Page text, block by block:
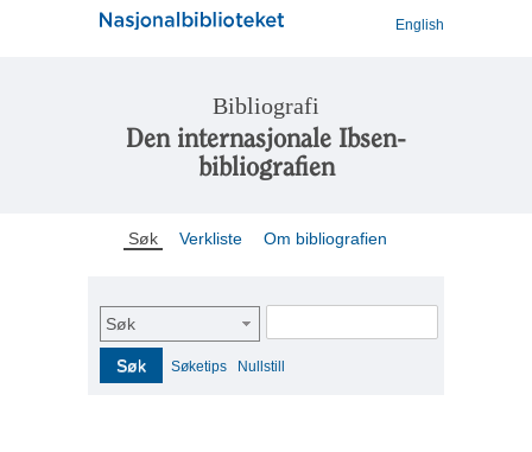
English
Bibliografi
Den internasjonale Ibsen-
bibliografien
Søk Verkliste Om bibliografien
Søk
Søk Søketips Nullstill